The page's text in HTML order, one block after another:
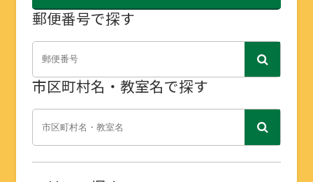
郵便番号で探す
市区町村名・教室名で探す